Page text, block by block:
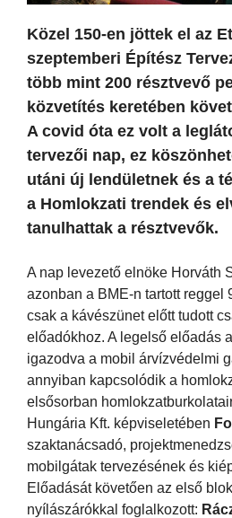
Közel 150-en jöttek el az
szeptemberi Építész
több mint 200 résztvevő
közvetítés keretében
A covid óta ez volt a
tervezői nap, ez
utáni új lendületnek és a
a Homlokzati trendek és
tanulhattak a résztvevők.
A nap levezető elnöke Horváth
azonban a BME-n tartott reggel
csak a kávészünet előtt tudott
előadókhoz. A legelső előadás
igazodva a mobil árvízvédelmi
annyiban kapcsolódik a
elsősorban
Hungária Kft. képviseletében
szaktanácsadó,
mobilgátak tervezésének és
Előadását követően az első
nyílászárókkal foglalkozott: